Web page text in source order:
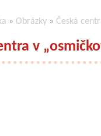
» Obrázky » Česká
v